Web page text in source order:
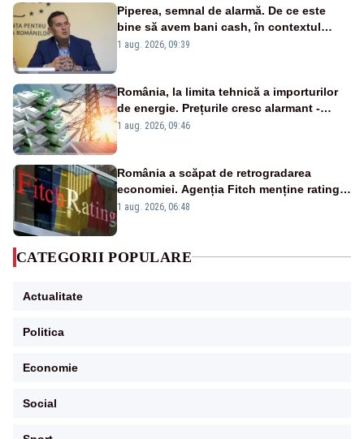
Piperea, semnal de alarmă. De ce este
bine să avem bani cash, în contextul
alertei energetice?
1 aug. 2026, 09:39
România, la limita tehnică a importurilor
de energie. Prețurile cresc alarmant -
Analiză Realitatea Plus
1 aug. 2026, 09:46
România a scăpat de retrogradarea
economiei. Agenția Fitch menține ratingul
„BBB-” cu perspectivă negativă
1 aug. 2026, 06:48
CATEGORII POPULARE
Actualitate
Politica
Economie
Social